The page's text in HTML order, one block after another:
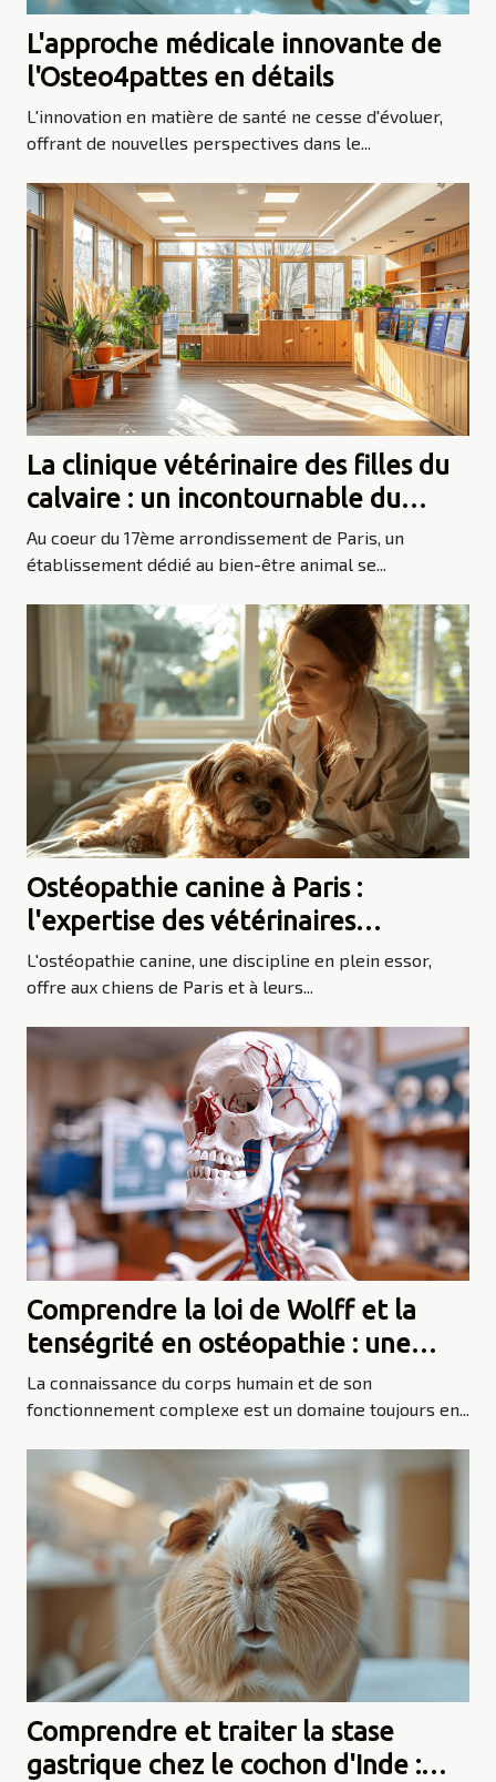
L'approche médicale innovante de
l'Osteo4pattes en détails
L'innovation en matière de santé ne cesse d'évoluer,
offrant de nouvelles perspectives dans le...
La clinique vétérinaire des filles du
calvaire : un incontournable du
17ème arrondissement de Paris
Au coeur du 17ème arrondissement de Paris, un
établissement dédié au bien-être animal se...
Ostéopathie canine à Paris :
l'expertise des vétérinaires
ostéopathes
L'ostéopathie canine, une discipline en plein essor,
offre aux chiens de Paris et à leurs...
Comprendre la loi de Wolff et la
tenségrité en ostéopathie : une
exploration du remaniement osseux
et du rôle du hauban en orthopédie
La connaissance du corps humain et de son
fonctionnement complexe est un domaine toujours en...
Comprendre et traiter la stase
gastrique chez le cochon d'Inde :